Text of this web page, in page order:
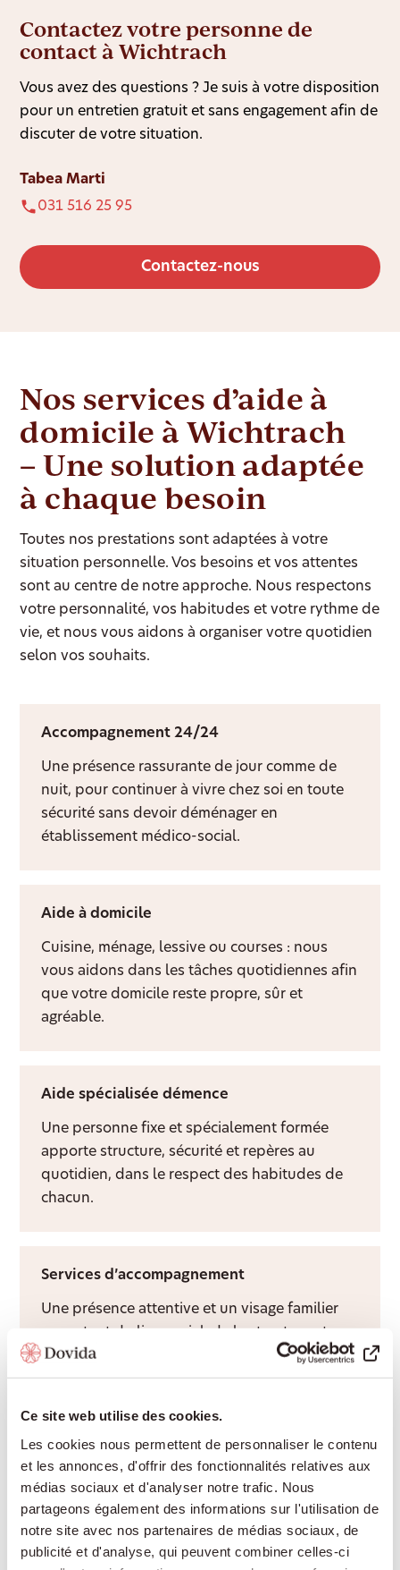
Ce site web utilise des cookies.
Les cookies nous permettent de personnaliser le contenu
et les annonces, d'offrir des fonctionnalités relatives aux
médias sociaux et d'analyser notre trafic. Nous
partageons également des informations sur l'utilisation de
notre site avec nos partenaires de médias sociaux, de
publicité et d'analyse, qui peuvent combiner celles-ci
Contactez votre personne de
contact à Wichtrach
Vous avez des questions ? Je suis à votre disposition
pour un entretien gratuit et sans engagement afin de
discuter de votre situation.
Tabea Marti
031 516 25 95
Contactez-nous
Nos services d’aide à
domicile à Wichtrach
– Une solution adaptée
à chaque besoin
Toutes nos prestations sont adaptées à votre
situation personnelle. Vos besoins et vos attentes
sont au centre de notre approche. Nous respectons
votre personnalité, vos habitudes et votre rythme de
vie, et nous vous aidons à organiser votre quotidien
selon vos souhaits.
Accompagnement 24/24
Une présence rassurante de jour comme de
nuit, pour continuer à vivre chez soi en toute
sécurité sans devoir déménager en
établissement médico-social.
Aide à domicile
Cuisine, ménage, lessive ou courses : nous
vous aidons dans les tâches quotidiennes afin
que votre domicile reste propre, sûr et
agréable.
Aide spécialisée démence
Une personne fixe et spécialement formée
apporte structure, sécurité et repères au
quotidien, dans le respect des habitudes de
chacun.
Services d’accompagnement
Une présence attentive et un visage familier
apportent du lien social, de la structure et
davantage de qualité de vie à domicile.
Nous facilitons le retour à domicile après une
hospitalisation et adaptons
l’accompagnement au rythme de votre
rétablissement.